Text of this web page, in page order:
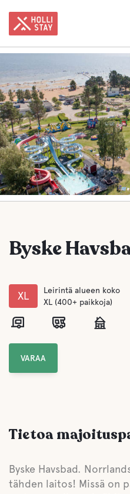
Byske
XL
Leirintä alueen koko
XL (400+ paikkoja)
VARAA
Tietoa
Byske Havsbad.
tähden laitos! Missä on